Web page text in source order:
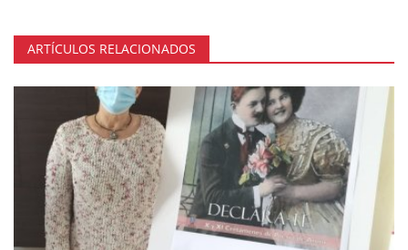
ARTÍCULOS RELACIONADOS